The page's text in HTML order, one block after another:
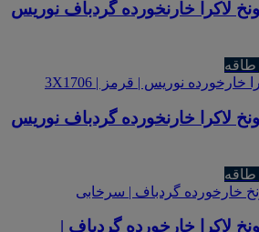
لاکرا خارنخورده گردباف نوریس
لاکرا خارنخورده گردباف نوریس
لاکرا خارخورده گردباف |